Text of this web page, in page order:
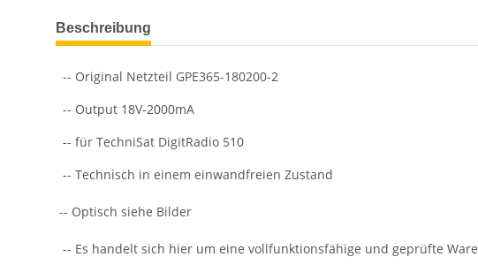
weitere Registerkarten anzeigen
Beschreibung
-- Original Netzteil GPE365-180200-2
-- Output 18V-2000mA
-- für TechniSat DigitRadio 510
-- Technisch in einem einwandfreien Zustand
-- Optisch siehe Bilder
-- Es handelt sich hier um eine vollfunktionsfähige und geprüfte Ware